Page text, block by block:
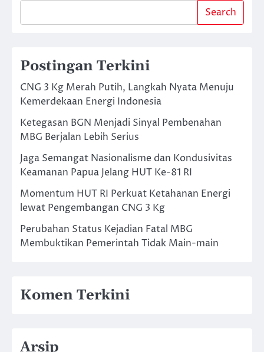
Search
Postingan Terkini
CNG 3 Kg Merah Putih, Langkah Nyata Menuju
Kemerdekaan Energi Indonesia
Ketegasan BGN Menjadi Sinyal Pembenahan
MBG Berjalan Lebih Serius
Jaga Semangat Nasionalisme dan Kondusivitas
Keamanan Papua Jelang HUT Ke-81 RI
Momentum HUT RI Perkuat Ketahanan Energi
lewat Pengembangan CNG 3 Kg
Perubahan Status Kejadian Fatal MBG
Membuktikan Pemerintah Tidak Main-main
Komen Terkini
Arsip